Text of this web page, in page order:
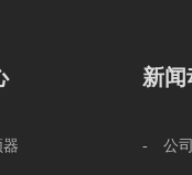
新闻
- 公